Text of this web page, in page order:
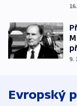
9.
Evropský